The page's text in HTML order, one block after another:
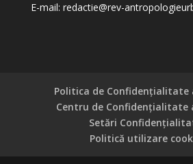
E-mail: redactie@rev-
Politica de Confidențialitate
Centru de Confidențialitate
Setări
Politică utilizare